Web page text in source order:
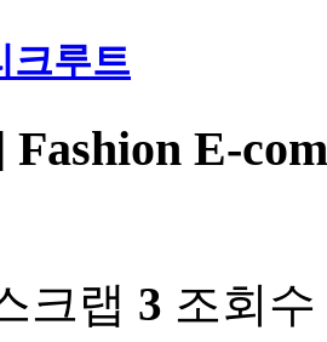
크루트
E-
크랩 3 조회수